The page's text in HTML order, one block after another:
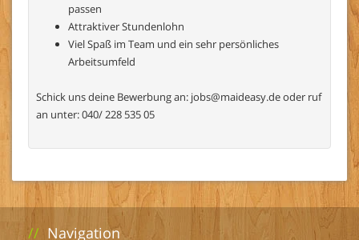
passen
Attraktiver Stundenlohn
Viel Spaß im Team und ein sehr persönliches
Arbeitsumfeld
Schick uns deine Bewerbung an: jobs@maideasy.deoder ruf
an unter: 040/ 228 535 05
// Navigation